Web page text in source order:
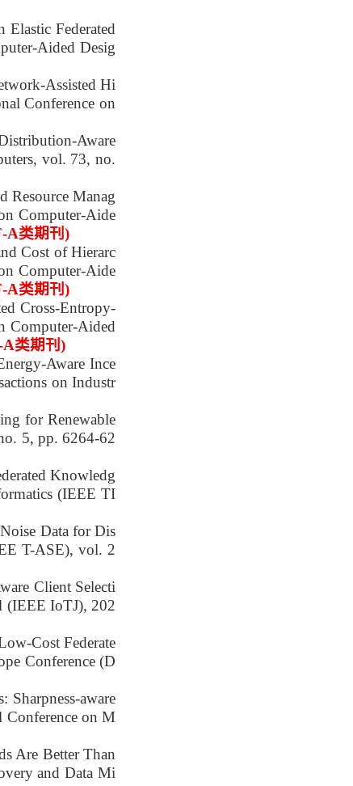
Federated
Aided Desig
Assisted Hi
Conference on
Aware
vol. 73, no.
Resource Manag
Computer-Aide
A类期刊)
Cost of Hierarc
Computer-Aide
A类期刊)
Cross-Entropy-
Computer-Aided
类期刊)
Aware Ince
on Industr
for Renewable
5, pp. 6264-62
Knowledg
(IEEE TI
Data for Dis
T-ASE), vol. 2
Client Selecti
(IEEE IoTJ), 202
Cost Federate
Conference (D
aware
Conference on M
Are Better Than
and Data Mi